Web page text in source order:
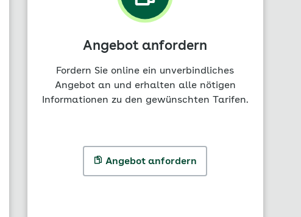
Angebot anfordern
Fordern Sie online ein unverbindliches
Angebot an und erhalten alle nötigen
Informationen zu den gewünschten Tarifen.
Angebot anfordern